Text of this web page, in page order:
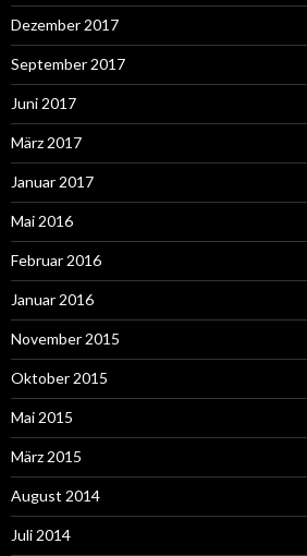
Dezember 2017
September 2017
Juni 2017
März 2017
Januar 2017
Mai 2016
Februar 2016
Januar 2016
November 2015
Oktober 2015
Mai 2015
März 2015
August 2014
Juli 2014